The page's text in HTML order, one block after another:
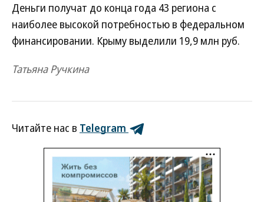
Деньги получат до конца года 43 региона с
наиболее высокой потребностью в федеральном
финансировании. Крыму выделили 19,9 млн руб.
Татьяна Ручкина
Читайте нас в Telegram